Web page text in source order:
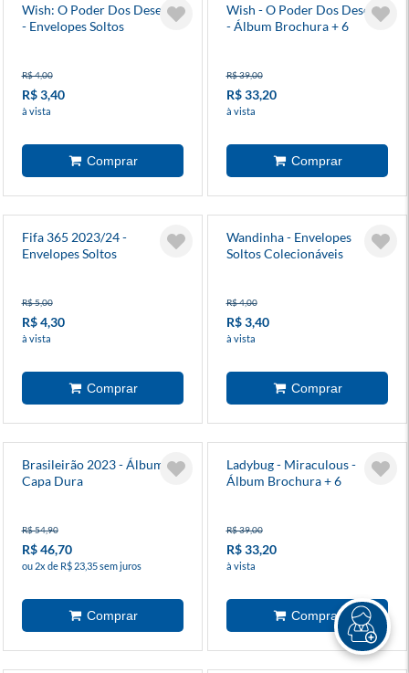
Wish: O Poder Dos Desejos
- Envelopes Soltos
R$ 4,00
R$ 3,40
à vista
Wish - O Poder Dos Desejos
- Álbum Brochura + 6
R$ 39,00
R$ 33,20
à vista
Fifa 365 2023/24 -
Envelopes Soltos
R$ 5,00
R$ 4,30
à vista
Wandinha - Envelopes
Soltos Colecionáveis
R$ 4,00
R$ 3,40
à vista
Brasileirão 2023 - Álbum
Capa Dura
R$ 54,90
R$ 46,70
ou 2x de R$ 23,35 sem juros
Ladybug - Miraculous -
Álbum Brochura + 6
R$ 39,00
R$ 33,20
à vista